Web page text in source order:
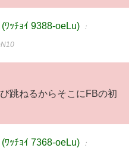
ｯﾁｮｲ 9388-oeLu) ：
跳ねるからそこにFBの初
ｯﾁｮｲ 7368-oeLu) ：